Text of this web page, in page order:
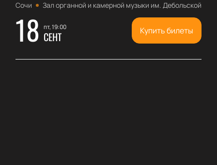
Сочи Зал органной и камерной музыки им. Дебольской
18 пт, 19:00
СЕНТ Купить билеты